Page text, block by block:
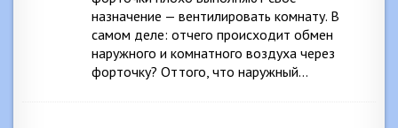
назначение — вентилировать комнату. В
самом деле: отчего происходит обмен
наружного и комнатного воздуха через
форточку? Оттого, что наружный…